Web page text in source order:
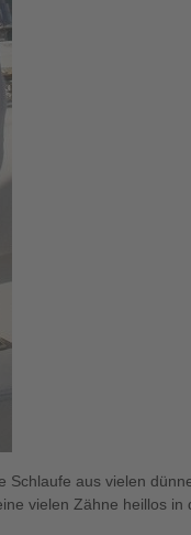
aus vielen
vielen Zähne heillos in